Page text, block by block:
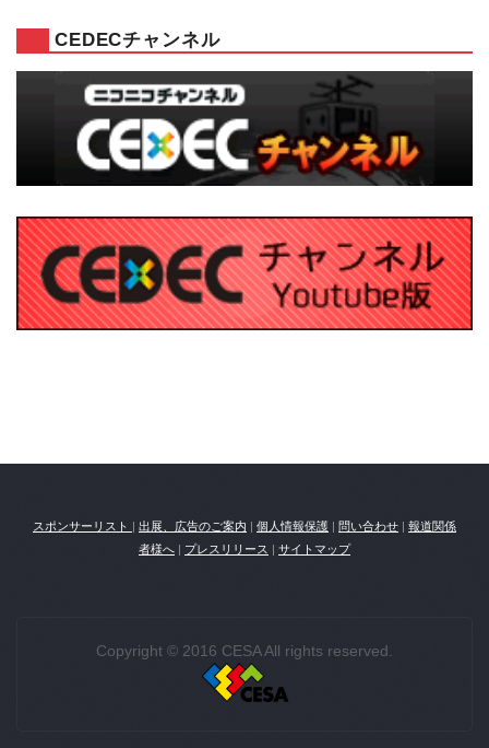
CEDECチャンネル
スポンサーリスト 出展、広告のご案内 個人情報保護 問い合わせ
報道関係
者様へ
プレスリリース サイトマップ
Copyright © 2016 CESA All rights reserved.